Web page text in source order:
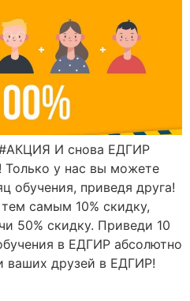
И снова ЕДГИР
Только у нас вы можете
обучения, приведя друга!
самым 10% скидку,
50% скидку. Приведи 10
в ЕДГИР абсолютно
друзей в ЕДГИР!